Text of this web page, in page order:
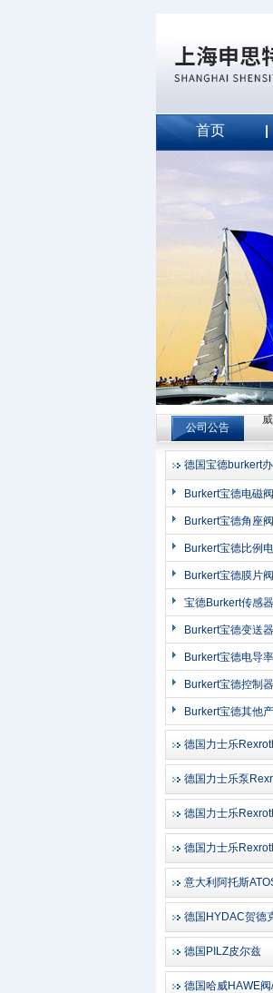
上海申思特自动化设备
首页
公司公告
德国宝德burkert
Burkert宝德电磁阀
Burkert宝德角座阀
Burkert宝德比例
Burkert宝德膜片
宝德Burkert传感
Burkert宝德变送器
Burkert宝德电导率
Burkert宝德控制器
Burkert宝德其他
德国力士乐
德国力士乐泵
德国力士乐
德国力士乐
意大利阿托斯
德国HYDAC贺德
德国PILZ皮尔兹
德国哈威HAWE阀